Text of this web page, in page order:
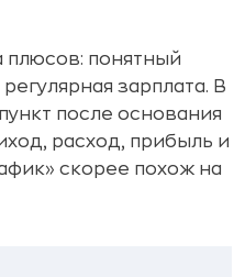
плюсов: понятный
зарплата. В
после основания
расход, прибыль и
скорее похож на